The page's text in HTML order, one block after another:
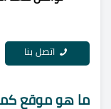
اتصل بنا
ما هو موقع